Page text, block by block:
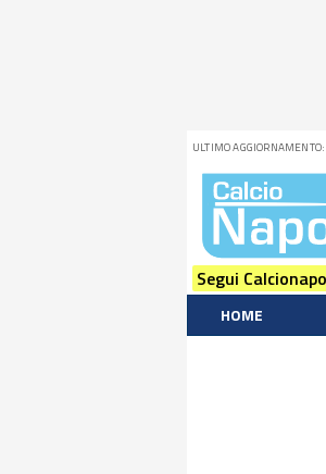
ULTIMO AGGIORNAMENTO:
Segui
HOME